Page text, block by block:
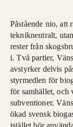
Påstående nio, att
teknikneutralt,
rester från
i. Två partier,
avstyrker delvis
styrmedlen för
för samhället, och
subventioner.
ökad svensk